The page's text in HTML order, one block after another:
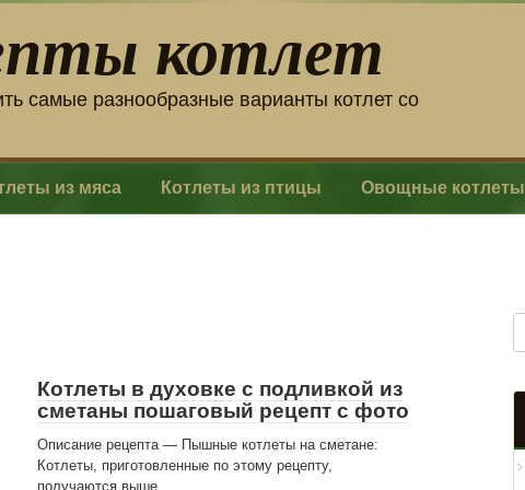
котлет
самые разнообразные варианты котлет со
из мяса Котлеты из птицы Овощные котлеты
Котлеты в духовке с подливкой из
сметаны пошаговый рецепт с фото
Описание рецепта — Пышные котлеты на сметане:
Котлеты, приготовленные по этому рецепту,
получаются выше